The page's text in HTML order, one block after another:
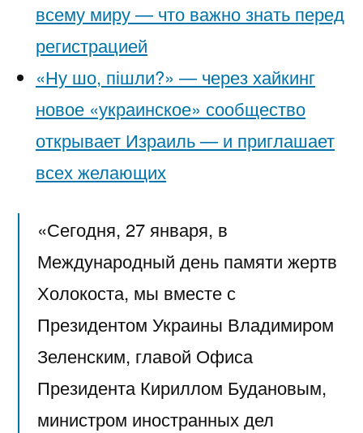
всему миру — что важно знать перед
регистрацией
«Ну шо, пішли?» — через хайкинг
новое «украинское» сообщество
открывает Израиль — и приглашает
всех желающих
«Сегодня, 27 января, в
Международный день памяти жертв
Холокоста, мы вместе с
Президентом Украины Владимиром
Зеленским, главой Офиса
Президента Кириллом Будановым,
министром иностранных дел